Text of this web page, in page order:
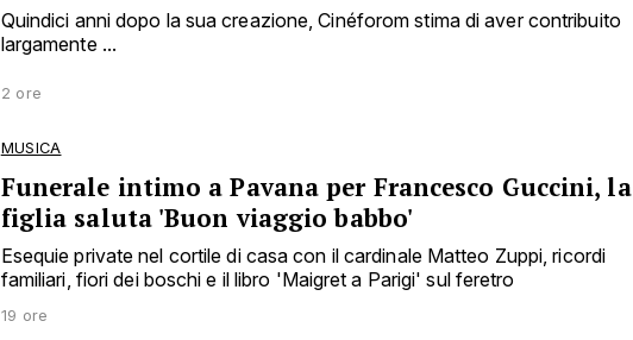
Quindici anni dopo la sua creazione, Cinéforom stima di aver contribuito
largamente ...
2 ore
MUSICA
Funerale intimo a Pavana per Francesco Guccini, la
figlia saluta 'Buon viaggio babbo'
Esequie private nel cortile di casa con il cardinale Matteo Zuppi, ricordi
familiari, fiori dei boschi e il libro 'Maigret a Parigi' sul feretro
19 ore